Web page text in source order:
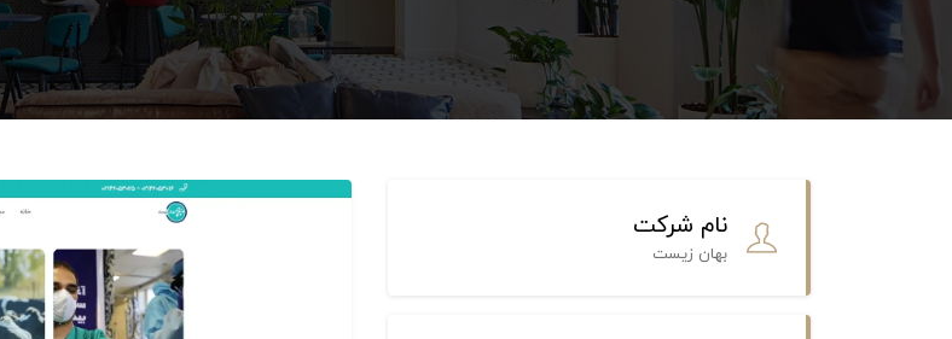
نام شرکت
بهان زیست